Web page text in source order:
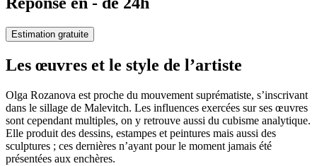
Estimation gratuite
Les œuvres et le style de l’artiste
Olga Rozanova est proche du mouvement suprématiste, s’inscrivant
dans le sillage de Malevitch. Les influences exercées sur ses œuvres
sont cependant multiples, on y retrouve aussi du cubisme analytique.
Elle produit des dessins, estampes et peintures mais aussi des
sculptures ; ces dernières n’ayant pour le moment jamais été
présentées aux enchères.